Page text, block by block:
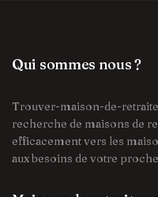
Qui sommes nous ?
Trouver-maison-de-
recherche de maisons de
efficacement vers les
aux besoins de votre